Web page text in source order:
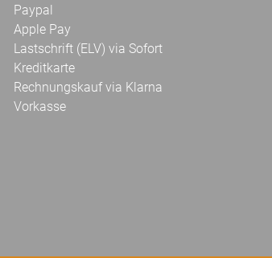
Paypal
Apple Pay
Lastschrift (ELV) via Sofort
Kreditkarte
Rechnungskauf via Klarna
Vorkasse